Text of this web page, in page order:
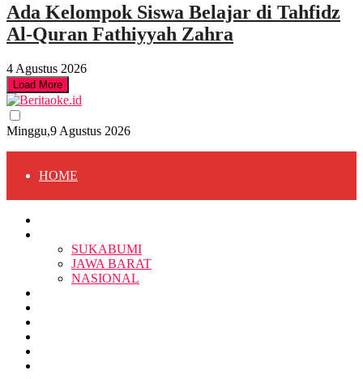
Ada Kelompok Siswa Belajar di Tahfidz
Al-Quran Fathiyyah Zahra
4 Agustus 2026
Load More
Minggu,9 Agustus 2026
HOME
SUKABUMI
SUKABUMI
JAWA BARAT
NASIONAL